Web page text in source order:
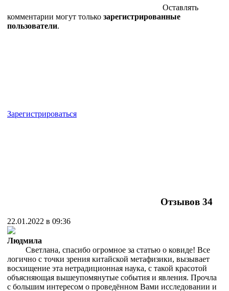
Оставлять
комментарии могут только зарегистрированные
пользователи.
Зарегистрироваться
Отзывов 34
22.01.2022 в 09:36
Людмила
Светлана, спасибо огромное за статью о ковиде! Все
логично с точки зрения китайской метафизики, вызывает
восхищение эта нетрадиционная наука, с такой красотой
объясняющая вышеупомянутые события и явления. Прочла
с большим интересом о проведённом Вами исследовании и